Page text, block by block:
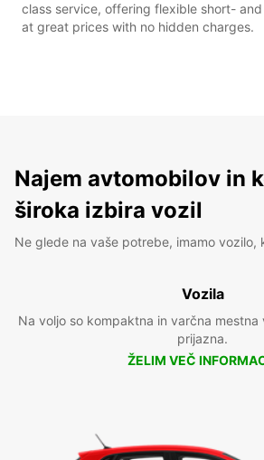
class service, offering flexible short-
at great prices with no hidden charges.
Najem avtomobilov in
široka izbira vozil
Ne glede na vaše potrebe, imamo vozilo,
Vozila
Na voljo so kompaktna in varčna
prijazna.
ŽELIM VEČ